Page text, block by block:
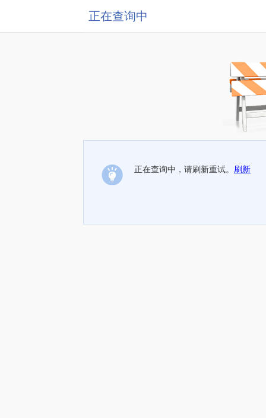
正在查询中
正在查询中，请刷新重试。 刷新